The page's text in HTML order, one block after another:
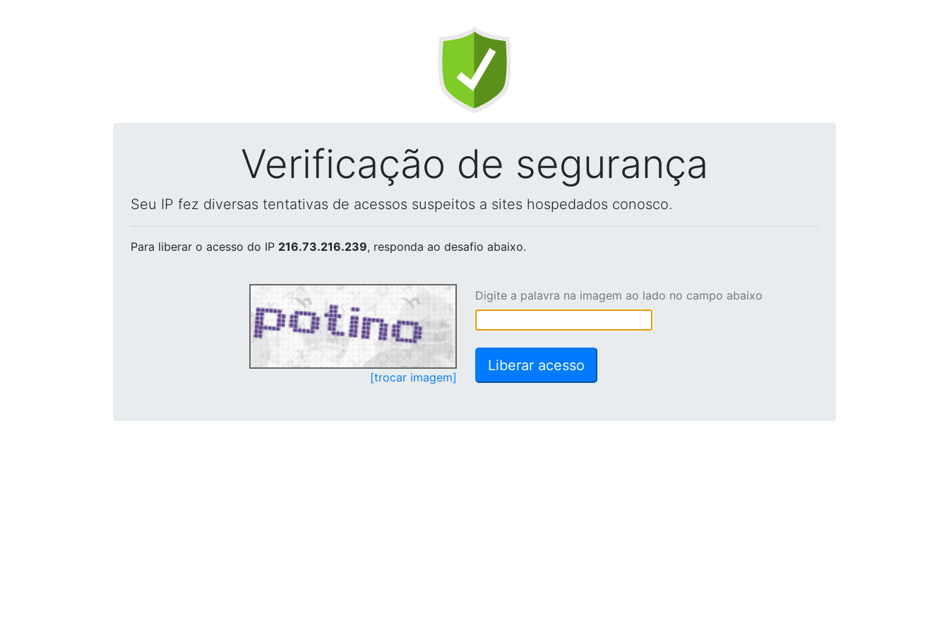
Verificação de segurança
Seu IP fez diversas tentativas de acessos suspeitos a sites hospedados conosco.
Para liberar o acesso do IP 216.73.216.239, responda ao desafio abaixo.
[trocar imagem]
Digite a palavra na imagem ao lado no campo abaixo